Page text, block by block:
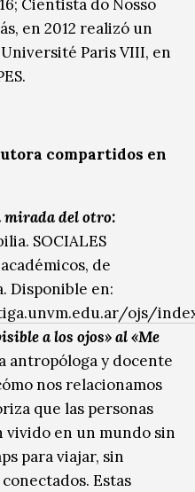
Cientista do Nosso
en 2012 realizó un
Paris VIII, en
compartidos en
del otro:
SOCIALES
de
Disponible en:
ojs/
a los ojos» al «Me
antropóloga y docente
nos relacionamos
que las personas
vivido en un mundo sin
para viajar, sin
Estas